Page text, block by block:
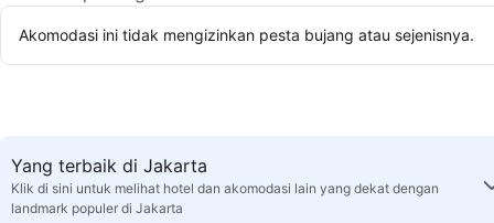
Akomodasi ini tidak mengizinkan pesta bujang atau sejenisnya.
Yang terbaik di Jakarta
Klik di sini untuk melihat hotel dan akomodasi lain yang dekat dengan
landmark populer di Jakarta